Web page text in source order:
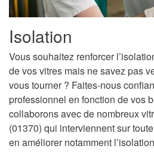
Isolation
Vous souhaitez renforcer
de vos vitres mais ne savez pas
vous tourner ? Faites-nous
professionnel en fonction de vos
collaborons avec de nombreux
(01370) qui interviennent sur
en améliorer notamment